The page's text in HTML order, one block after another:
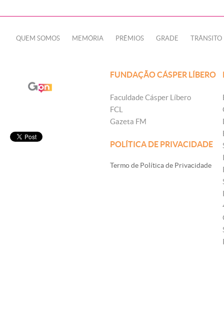
QUEM SOMOS MEMÓRIA PRÊMIOS GRADE TRÂNSITO
FUNDAÇÃO CÁSPER LÍBERO
Faculdade Cásper Líbero
FCL
Gazeta FM
POLÍTICA DE PRIVACIDADE
Termo de Política de Privacidade